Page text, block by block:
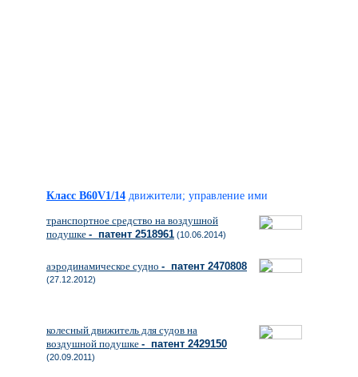
Класс B60V1/14 движители; управление ими
транспортное средство на воздушной
подушке - патент 2518961 (10.06.2014)
аэродинамическое судно - патент 2470808
(27.12.2012)
колесный движитель для судов на
воздушной подушке - патент 2429150
(20.09.2011)